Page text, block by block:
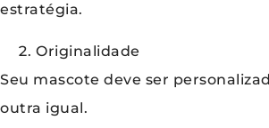
estratégia.
Originalidade
Seu mascote deve ser
outra igual.